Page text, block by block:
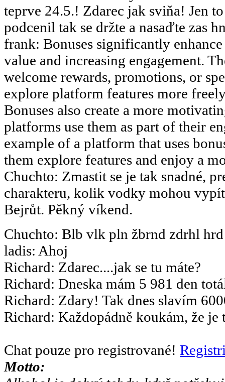
teprve 24.5.! Zdarec jak sviňa! Jen
podcenil tak se držte a nasaďte zas
frank: Bonuses significantly
value and increasing engagement.
welcome rewards, promotions, or
explore platform features more
Bonuses also create a more
platforms use them as part of their
example of a platform that uses
them explore features and enjoy a
Chuchto: Zmastit se je tak snadné,
charakteru, kolik vodky mohou
Bejrůt. Pěkný víkend.
Chuchto: Blb vlk pln žbrnd zdrhl
ladis: Ahoj
Richard: Zdarec....jak se tu máte?
Richard: Dneska mám 5 981 den
Richard: Zdary! Tak dnes slavím
Richard: Každopádně koukám, že
Chat pouze pro registrované!
Motto: